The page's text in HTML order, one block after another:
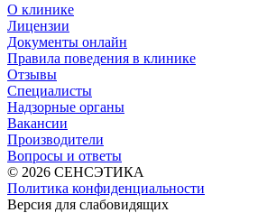
О клинике
Лицензии
Документы онлайн
Правила поведения в клинике
Отзывы
Специалисты
Надзорные органы
Вакансии
Производители
Вопросы и ответы
© 2026 СЕНСЭТИКА
Политика конфиденциальности
Версия для слабовидящих